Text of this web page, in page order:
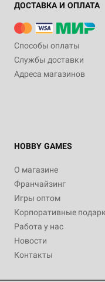
ДОСТАВКА И ОПЛАТА
Способы оплаты
Службы доставки
Адреса магазинов
HOBBY GAMES
О магазине
Франчайзинг
Игры оптом
Корпоративные
Работа у нас
Новости
Контакты